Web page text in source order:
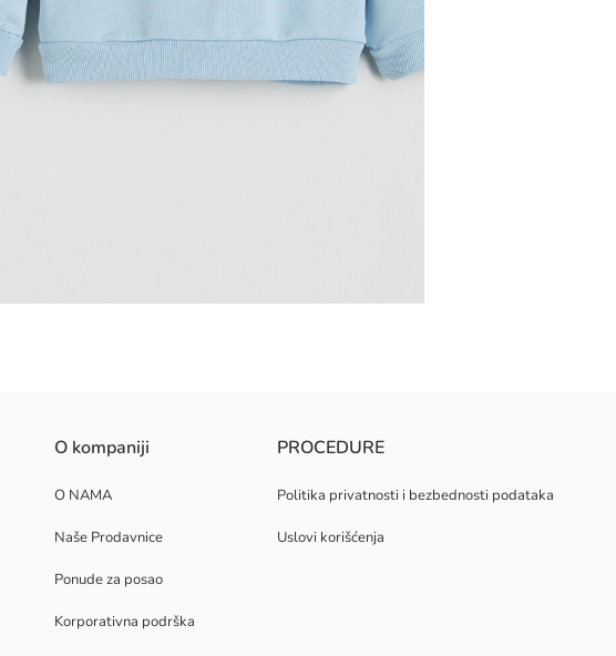
O kompaniji
O NAMA
Naše Prodavnice
Ponude za posao
Korporativna podrška
PROCEDURE
Politika privatnosti i bezbednosti podataka
Uslovi korišćenja